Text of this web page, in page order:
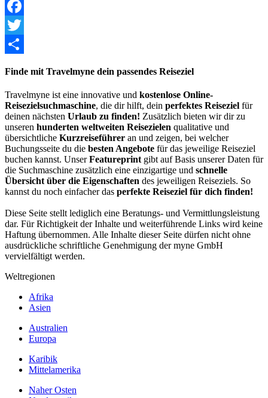
Facebook
Twitter
Finde mit Travelmyne dein passendes Reiseziel
Travelmyne ist eine innovative und kostenlose Online-
Reisezielsuchmaschine, die dir hilft, dein perfektes Reiseziel für
deinen nächsten Urlaub zu finden! Zusätzlich bieten wir dir zu
unseren hunderten weltweiten Reisezielen qualitative und
übersichtliche Kurzreiseführer an und zeigen, bei welcher
Buchungsseite du die besten Angebote für das jeweilige Reiseziel
buchen kannst. UnserFeatureprintgibt auf Basis unserer Daten für
die Suchmaschine zusätzlich eine einzigartige und schnelle
Übersicht über die Eigenschaften des jeweiligen Reiseziels. So
kannst du noch einfacher das perfekte Reiseziel für dich finden!
Diese Seite stellt lediglich eine Beratungs- und Vermittlungsleistung
dar. Für Richtigkeit der Inhalte und weiterführende Links wird keine
Haftung übernommen. Alle Inhalte dieser Seite dürfen nicht ohne
ausdrückliche schriftliche Genehmigung der myne GmbH
vervielfältigt werden.
Weltregionen
Afrika
Asien
Australien
Europa
Karibik
Mittelamerika
Naher Osten